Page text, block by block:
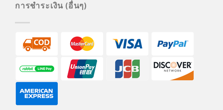
การชำระเงิน (อื่นๆ)